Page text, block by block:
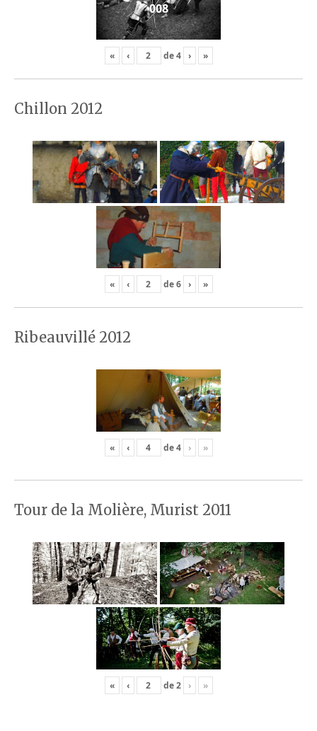
008
« ‹ de4 › »
Chillon 2012
« ‹ de6 › »
Ribeauvillé 2012
« ‹ de4 › »
Tour de la Molière, Murist 2011
« ‹ de2 › »